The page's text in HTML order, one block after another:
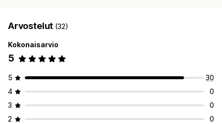
Arvostelut (32)
Kokonaisarvio
5
5
30
4
0
3
0
2
0